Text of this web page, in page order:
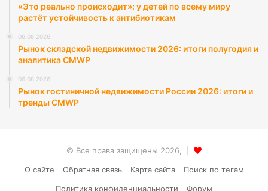
«Это реально происходит»: у детей по всему миру
растёт устойчивость к антибиотикам
06.08.2026
Рынок складской недвижимости 2026: итоги полугодия и
аналитика CMWP
06.08.2026
Рынок гостиничной недвижимости России 2026: итоги и
тренды CMWP
© Все права защищены 2026, |
О сайте
Обратная связь Карта сайта
Поиск по тегам
Политика конфиденциальности
Форум